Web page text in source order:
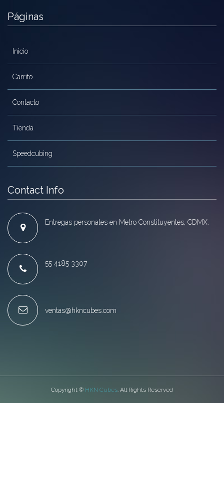
Páginas
Inicio
Carrito
Contacto
Tienda
Speedcubing
Contact Info
Entregas personales en Metro Constituyentes, CDMX.
55 4185 3307
ventas@hkncubes.com
Copyright © HKN Cubes . All Rights Reserved